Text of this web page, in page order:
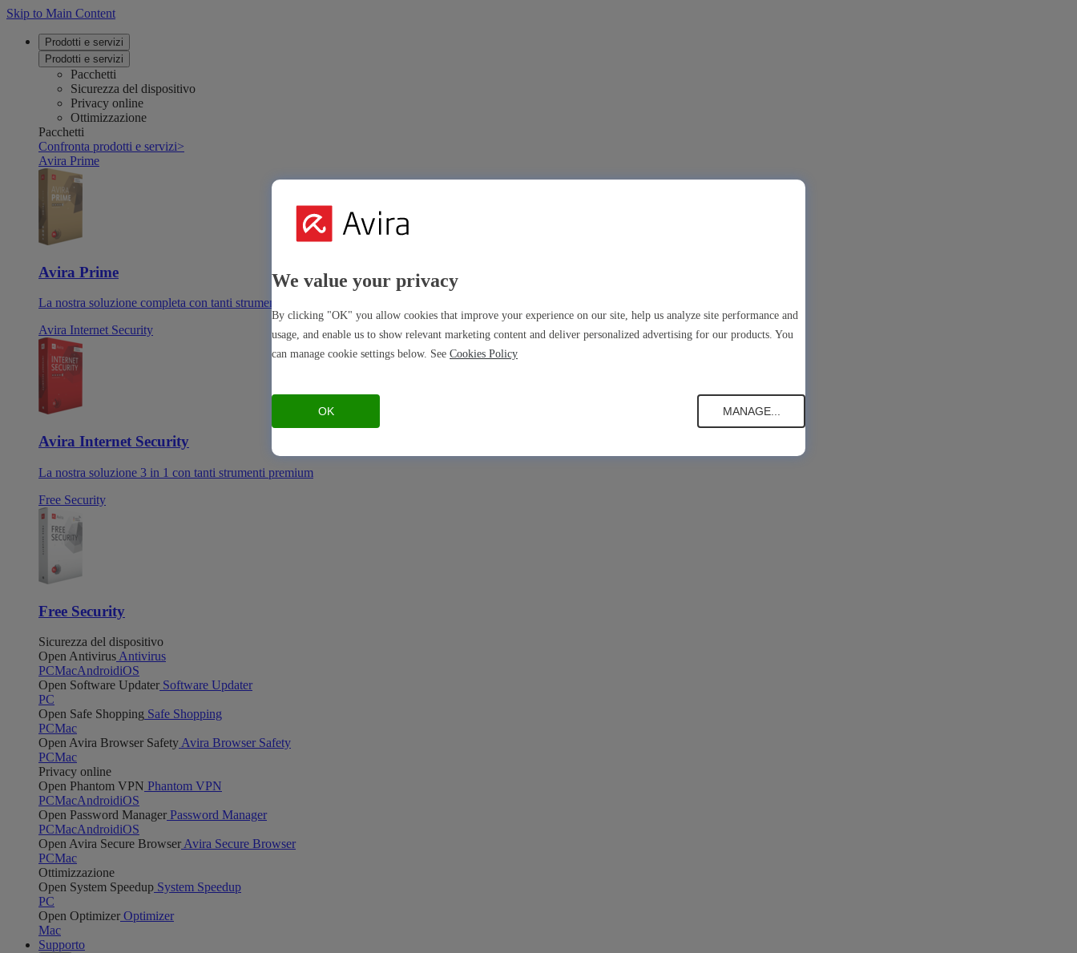
Skip to Main Content
Prodotti e servizi
Prodotti e servizi
Pacchetti
Sicurezza del dispositivo
Privacy online
Ottimizzazione
Pacchetti
Confronta prodotti e servizi>
Avira Prime
Avira Prime
La nostra soluzione completa con tanti strumenti e app premium
Avira Internet Security
Avira Internet Security
La nostra soluzione 3 in 1 con tanti strumenti premium
Free Security
Free Security
Sicurezza del dispositivo
Open Antivirus Antivirus
PCMacAndroidiOS
Open Software Updater Software Updater
PC
Open Safe Shopping Safe Shopping
PCMac
Open Avira Browser Safety Avira Browser Safety
PCMac
Privacy online
Open Phantom VPN Phantom VPN
PCMacAndroidiOS
Open Password Manager Password Manager
PCMacAndroidiOS
Open Avira Secure Browser Avira Secure Browser
PCMac
Ottimizzazione
Open System Speedup System Speedup
PC
Open Optimizer Optimizer
Mac
Supporto
We value your privacy
By clicking "OK" you allow cookies that improve your experience on our site, help us analyze site performance and
usage, and enable us to show relevant marketing content and deliver personalized advertising for our products. You
can manage cookie settings below. See Cookies Policy
OK MANAGE...